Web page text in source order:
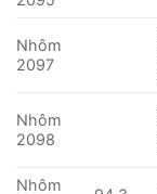
Nhôm
2097
Nhôm
2098
Nhôm